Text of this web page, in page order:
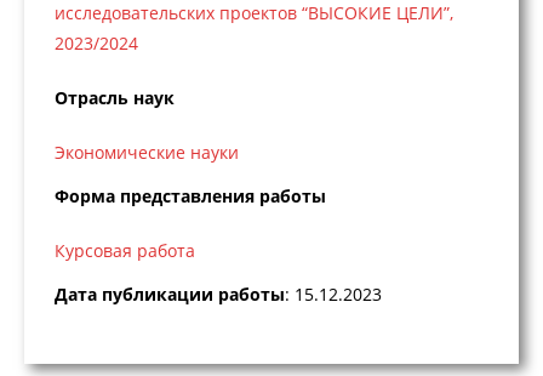
исследовательских проектов “ВЫСОКИЕ ЦЕЛИ”,
2023/2024
Отрасль наук
Экономические науки
Форма представления работы
Курсовая работа
Дата публикации работы: 15.12.2023